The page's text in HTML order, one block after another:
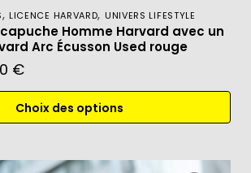
, LICENCE HARVARD, UNIVERS LIFESTYLE
Homme Harvard avec un
Arc Écusson Used rouge
€
Choix des options